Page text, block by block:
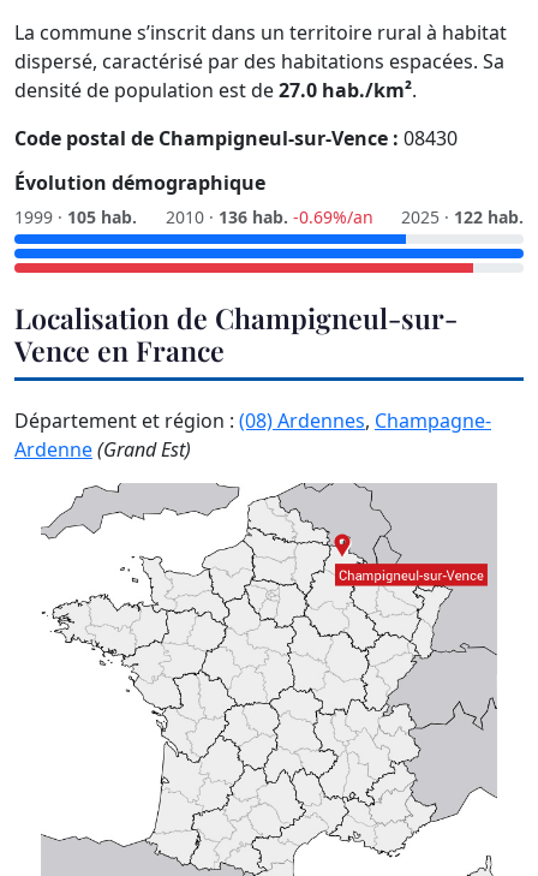
La commune s’inscrit dans un territoire rural à habitat
dispersé, caractérisé par des habitations espacées. Sa
densité de population est de27.0 hab./km².
Code postal de Champigneul-sur-Vence : 08430
Évolution démographique
1999 · 105 hab. 2010 · 136 hab. -0.69%/an 2025 · 122 hab.
Localisation de Champigneul-sur-
Vence en France
Département et région : (08) Ardennes, Champagne-
Ardenne(Grand Est)